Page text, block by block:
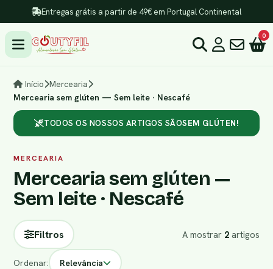
Entregas grátis a partir de 49€ em Portugal Continental
0
Início Mercearia
Mercearia sem glúten — Sem leite · Nescafé
TODOS OS NOSSOS ARTIGOS SÃOSEM GLÚTEN!
MERCEARIA
Mercearia sem glúten —
Sem leite · Nescafé
Filtros A mostrar 2 artigos
Ordenar: Relevância